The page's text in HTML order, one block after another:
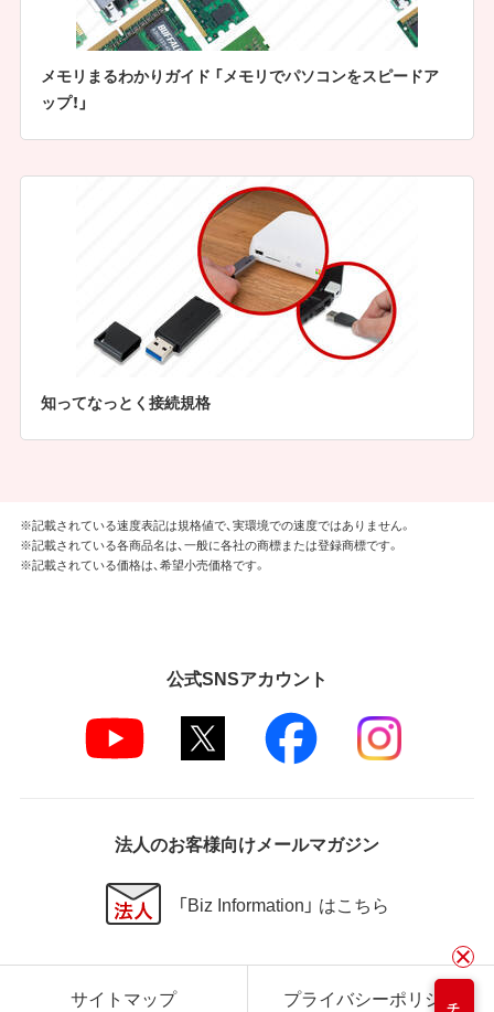
メモリまるわかりガイド 「メモリでパソコンをスピードア
ップ！」
知ってなっとく接続規格
※記載されている速度表記は規格値で、実環境での速度ではありません。
※記載されている各商品名は、一般に各社の商標または登録商標です。
※記載されている価格は、希望小売価格です。
公式SNSアカウント
法人のお客様向けメールマガジン
「Biz Information」 はこちら
サイトマップ プライバシーポリシー